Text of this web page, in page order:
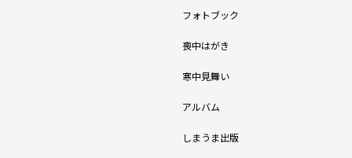
フォトブック
喪中はがき
寒中見舞い
アルバム
しまうま出版